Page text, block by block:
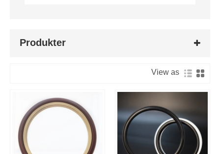
Produkter
View as